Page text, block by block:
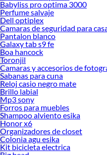
Babyliss pro optima 3000
Perfume salvaje
Dell optiplex
Camaras de seguridad para
Pantalon blanco
Galaxy tab s9 fe
Boa hancock
Toronjil
Camaras y accesorios de
Sabanas para cuna
Reloj casio negro mate
Brillo labial
Mp3 sony
Forros para muebles
Shampoo alviento esika
Honor x6
Organizadores de closet
Colonia agu esika
Kit bicicleta electrica